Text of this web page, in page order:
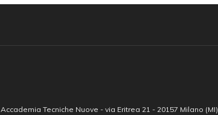
Accademia Tecniche Nuove - via Eritrea 21 - 20157 Milano (MI)